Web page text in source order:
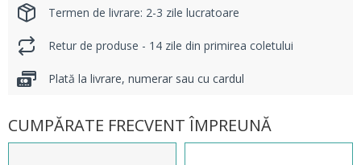
Termen de livrare: 2-3 zile lucratoare
Retur de produse - 14 zile din primirea coletului
Plată la livrare, numerar sau cu cardul
CUMPĂRATE FRECVENT ÎMPREUNĂ